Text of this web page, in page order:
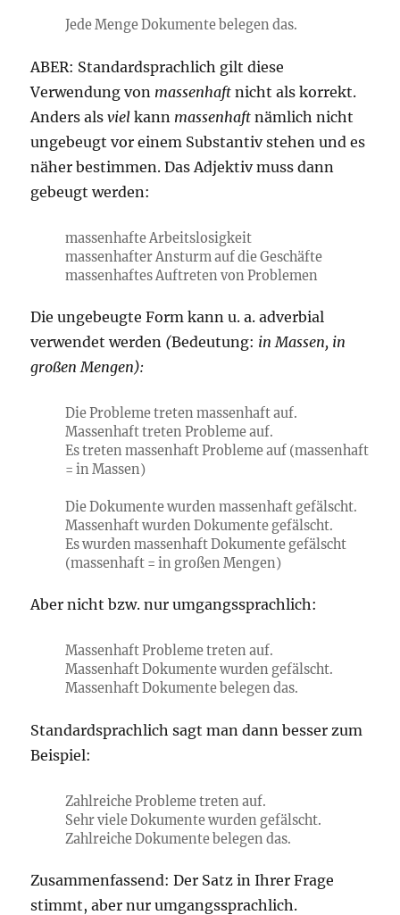
Jede Menge Dokumente belegen das.
ABER: Standardsprachlich gilt diese
Verwendung von massenhaft nicht als korrekt.
Anders alsviel kann massenhaft nämlich nicht
ungebeugt vor einem Substantiv stehen und es
näher bestimmen. Das Adjektiv muss dann
gebeugt werden:
massenhafte Arbeitslosigkeit
massenhafter Ansturm auf die Geschäfte
massenhaftes Auftreten von Problemen
Die ungebeugte Form kann u. a. adverbial
verwendet werden (Bedeutung: in Massen, in
großen Mengen):
Die Probleme treten massenhaft auf.
Massenhaft treten Probleme auf.
Es treten massenhaft Probleme auf (massenhaft
= in Massen)
Die Dokumente wurden massenhaft gefälscht.
Massenhaft wurden Dokumente gefälscht.
Es wurden massenhaft Dokumente gefälscht
(massenhaft = in großen Mengen)
Aber nicht bzw. nur umgangssprachlich:
Massenhaft Probleme treten auf.
Massenhaft Dokumente wurden gefälscht.
Massenhaft Dokumente belegen das.
Standardsprachlich sagt man dann besser zum
Beispiel:
Zahlreiche Probleme treten auf.
Sehr viele Dokumente wurden gefälscht.
Zahlreiche Dokumente belegen das.
Zusammenfassend: Der Satz in Ihrer Frage
stimmt, aber nur umgangssprachlich.